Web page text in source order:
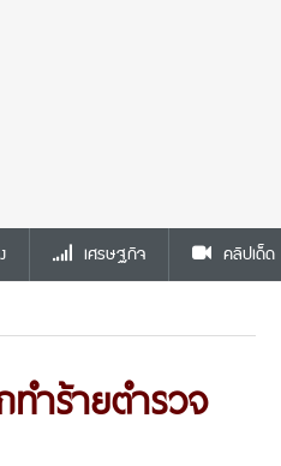
เศรษฐกิจ คลิปเด็ด
ำร้ายตำรวจ